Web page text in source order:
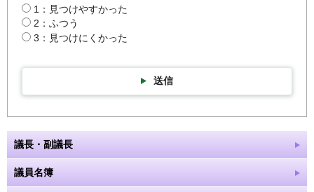
1：見つけやすかった
2：ふつう
3：見つけにくかった
送信
議長・副議長
議員名簿